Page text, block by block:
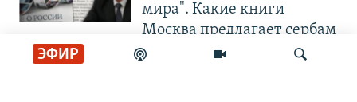
ЭФИР
мира". Какие книги
Москва предлагает сербам